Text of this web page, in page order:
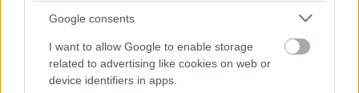
Google consents
I want to allow Google to enable storage
related to advertising like cookies on web or
device identifiers in apps.